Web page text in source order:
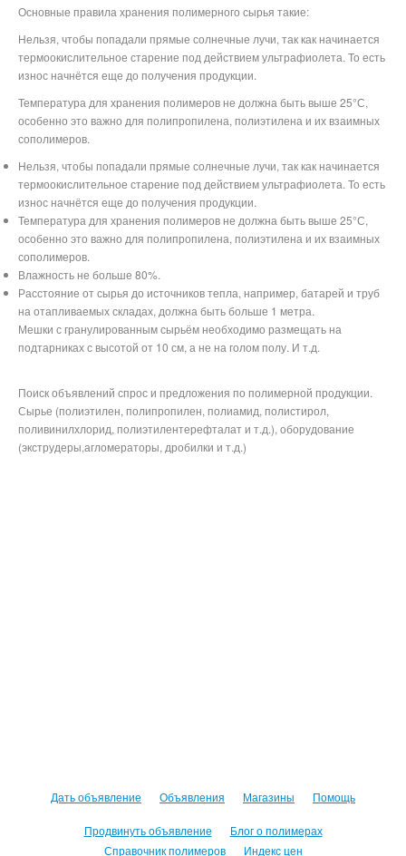
Основные правила хранения полимерного сырья такие:
Нельзя, чтобы попадали прямые солнечные лучи, так как начинается
термоокислительное старение под действием ультрафиолета. То есть
износ начнётся еще до получения продукции.
Температура для хранения полимеров не должна быть выше 25°С,
особенно это важно для полипропилена, полиэтилена и их взаимных
сополимеров.
Нельзя, чтобы попадали прямые солнечные лучи, так как начинается
термоокислительное старение под действием ультрафиолета. То есть
износ начнётся еще до получения продукции.
Температура для хранения полимеров не должна быть выше 25°С,
особенно это важно для полипропилена, полиэтилена и их взаимных
сополимеров.
Влажность не больше 80%.
Расстояние от сырья до источников тепла, например, батарей и труб
на отапливаемых складах, должна быть больше 1 метра.
Мешки с гранулированным сырьём необходимо размещать на
подтарниках с высотой от 10 см, а не на голом полу. И т.д.
Поиск объявлений спрос и предложения по полимерной продукции.
Сырье (полиэтилен, полипропилен, полиамид, полистирол,
поливинилхлорид, полиэтилентерефталат и т.д.), оборудование
(экструдеры,агломераторы, дробилки и т.д.)
Дать объявление Объявления Магазины Помощь
Продвинуть объявление
Блог о полимерах
Справочник полимеров
Индекс цен